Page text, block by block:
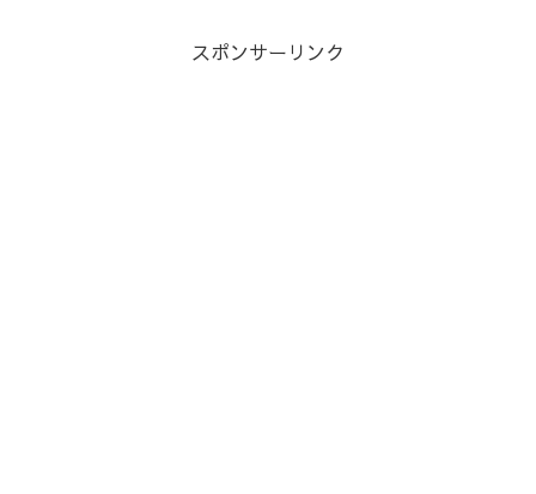
スポンサーリンク